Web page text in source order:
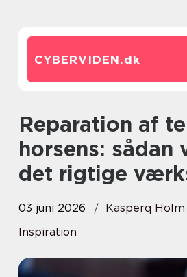
CYBERVIDEN.dk
Reparation af telefon i
horsens: sådan
det rigtige
03 juni 2026
Kasperq Holm
Inspiration